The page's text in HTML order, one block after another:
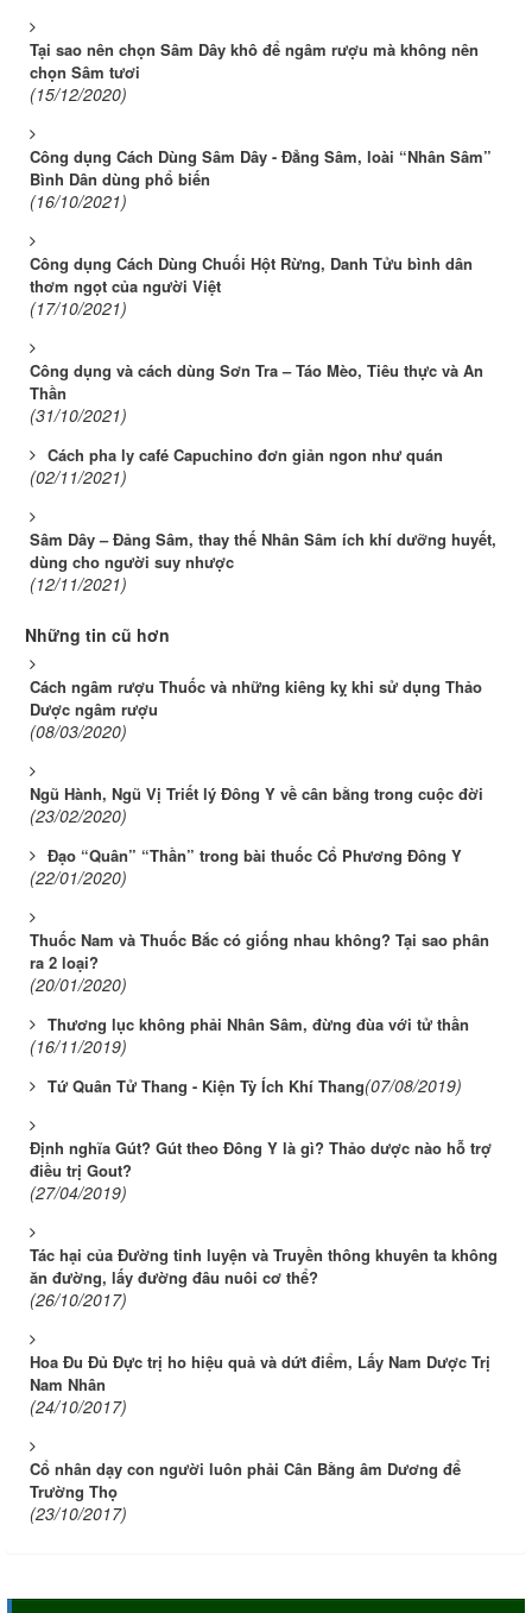
Tại sao nên chọn Sâm Dây khô để ngâm rượu mà không nên
chọn Sâm tươi
(15/12/2020)
Công dụng Cách Dùng Sâm Dây - Đẳng Sâm, loài “Nhân Sâm”
Bình Dân dùng phổ biến
(16/10/2021)
Công dụng Cách Dùng Chuối Hột Rừng, Danh Tửu bình dân
thơm ngọt của người Việt
(17/10/2021)
Công dụng và cách dùng Sơn Tra – Táo Mèo, Tiêu thực và An
Thần
(31/10/2021)
Cách pha ly café Capuchino đơn giản ngon như quán
(02/11/2021)
Sâm Dây – Đảng Sâm, thay thế Nhân Sâm ích khí dưỡng huyết,
dùng cho người suy nhược
(12/11/2021)
Những tin cũ hơn
Cách ngâm rượu Thuốc và những kiêng kỵ khi sử dụng Thảo
Dược ngâm rượu
(08/03/2020)
Ngũ Hành, Ngũ Vị Triết lý Đông Y về cân bằng trong cuộc đời
(23/02/2020)
Đạo “Quân” “Thần” trong bài thuốc Cổ Phương Đông Y
(22/01/2020)
Thuốc Nam và Thuốc Bắc có giống nhau không? Tại sao phân
ra 2 loại?
(20/01/2020)
Thương lục không phải Nhân Sâm, đừng đùa với tử thần
(16/11/2019)
Tứ Quân Tử Thang - Kiện Tỳ Ích Khí Thang(07/08/2019)
Định nghĩa Gút? Gút theo Đông Y là gì? Thảo dược nào hỗ trợ
điều trị Gout?
(27/04/2019)
Tác hại của Đường tinh luyện và Truyền thông khuyên ta không
ăn đường, lấy đường đâu nuôi cơ thể?
(26/10/2017)
Hoa Đu Đủ Đực trị ho hiệu quả và dứt điểm, Lấy Nam Dược Trị
Nam Nhân
(24/10/2017)
Cổ nhân dạy con người luôn phải Cân Bằng âm Dương để
Trường Thọ
(23/10/2017)